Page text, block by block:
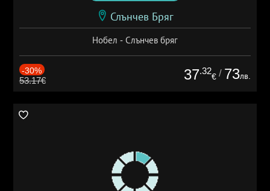
Слънчев Бряг
Нобел - Слънчев бряг
-30%
53.17€ 37.32
€ / 73лв.